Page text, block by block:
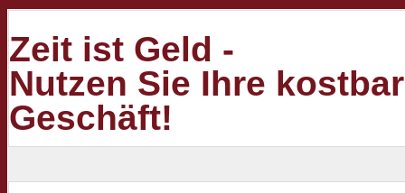
Zeit ist Geld -
Nutzen Sie Ihre
Geschäft!